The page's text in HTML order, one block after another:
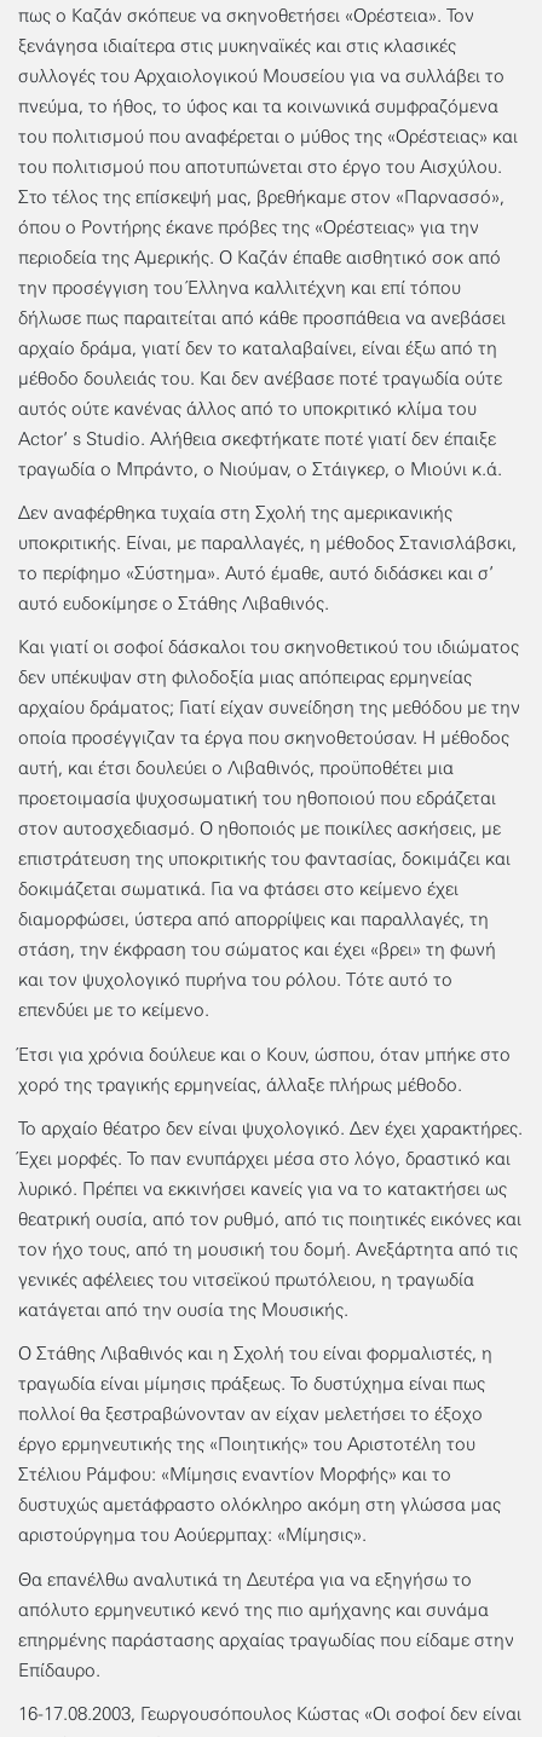
πως ο Καζάν σκόπευε να σκηνοθετήσει «Ορέστεια». Τον
ξενάγησα ιδιαίτερα στις μυκηναϊκές και στις κλασικές
συλλογές του Αρχαιολογικού Μουσείου για να συλλάβει το
πνεύμα, το ήθος, το ύφος και τα κοινωνικά συμφραζόμενα
του πολιτισμού που αναφέρεται ο μύθος της «Ορέστειας» και
του πολιτισμού που αποτυπώνεται στο έργο του Αισχύλου.
Στο τέλος της επίσκεψή μας, βρεθήκαμε στον «Παρνασσό»,
όπου ο Ροντήρης έκανε πρόβες της «Ορέστειας» για την
περιοδεία της Αμερικής. Ο Καζάν έπαθε αισθητικό σοκ από
την προσέγγιση του Έλληνα καλλιτέχνη και επί τόπου
δήλωσε πως παραιτείται από κάθε προσπάθεια να ανεβάσει
αρχαίο δράμα, γιατί δεν το καταλαβαίνει, είναι έξω από τη
μέθοδο δουλειάς του. Και δεν ανέβασε ποτέ τραγωδία ούτε
αυτός ούτε κανένας άλλος από το υποκριτικό κλίμα του
Actor’ s Studio. Αλήθεια σκεφτήκατε ποτέ γιατί δεν έπαιξε
τραγωδία ο Μπράντο, ο Νιούμαν, ο Στάιγκερ, ο Μιούνι κ.ά.
Δεν αναφέρθηκα τυχαία στη Σχολή της αμερικανικής
υποκριτικής. Είναι, με παραλλαγές, η μέθοδος Στανισλάβσκι,
το περίφημο «Σύστημα». Αυτό έμαθε, αυτό διδάσκει και σ’
αυτό ευδοκίμησε ο Στάθης Λιβαθινός.
Και γιατί οι σοφοί δάσκαλοι του σκηνοθετικού του ιδιώματος
δεν υπέκυψαν στη φιλοδοξία μιας απόπειρας ερμηνείας
αρχαίου δράματος; Γιατί είχαν συνείδηση της μεθόδου με την
οποία προσέγγιζαν τα έργα που σκηνοθετούσαν. Η μέθοδος
αυτή, και έτσι δουλεύει ο Λιβαθινός, προϋποθέτει μια
προετοιμασία ψυχοσωματική του ηθοποιού που εδράζεται
στον αυτοσχεδιασμό. Ο ηθοποιός με ποικίλες ασκήσεις, με
επιστράτευση της υποκριτικής του φαντασίας, δοκιμάζει και
δοκιμάζεται σωματικά. Για να φτάσει στο κείμενο έχει
διαμορφώσει, ύστερα από απορρίψεις και παραλλαγές, τη
στάση, την έκφραση του σώματος και έχει «βρει» τη φωνή
και τον ψυχολογικό πυρήνα του ρόλου. Τότε αυτό το
επενδύει με το κείμενο.
Έτσι για χρόνια δούλευε και ο Κουν, ώσπου, όταν μπήκε στο
χορό της τραγικής ερμηνείας, άλλαξε πλήρως μέθοδο.
Το αρχαίο θέατρο δεν είναι ψυχολογικό. Δεν έχει χαρακτήρες.
Έχει μορφές. Το παν ενυπάρχει μέσα στο λόγο, δραστικό και
λυρικό. Πρέπει να εκκινήσει κανείς για να το κατακτήσει ως
θεατρική ουσία, από τον ρυθμό, από τις ποιητικές εικόνες και
τον ήχο τους, από τη μουσική του δομή. Ανεξάρτητα από τις
γενικές αφέλειες του νιτσεϊκού πρωτόλειου, η τραγωδία
κατάγεται από την ουσία της Μουσικής.
Ο Στάθης Λιβαθινός και η Σχολή του είναι φορμαλιστές, η
τραγωδία είναι μίμησις πράξεως. Το δυστύχημα είναι πως
πολλοί θα ξεστραβώνονταν αν είχαν μελετήσει το έξοχο
έργο ερμηνευτικής της «Ποιητικής» του Αριστοτέλη του
Στέλιου Ράμφου: «Μίμησις εναντίον Μορφής» και το
δυστυχώς αμετάφραστο ολόκληρο ακόμη στη γλώσσα μας
αριστούργημα του Αούερμπαχ: «Μίμησις».
Θα επανέλθω αναλυτικά τη Δευτέρα για να εξηγήσω το
απόλυτο ερμηνευτικό κενό της πιο αμήχανης και συνάμα
επηρμένης παράστασης αρχαίας τραγωδίας που είδαμε στην
Επίδαυρο.
16-17.08.2003, Γεωργουσόπουλος Κώστας «Οι σοφοί δεν είναι